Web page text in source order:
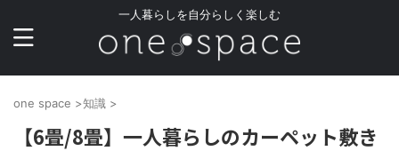
一人暮らしを自分らしく楽しむ
one space >知識 >
【6畳/8畳】一人暮らしのカーペット敷き